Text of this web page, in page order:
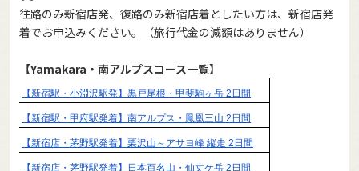
往路のみ新宿店発、復路のみ新宿店着としたい方は、新宿店発
着でお申込みください。（旅行代金の減額はありません）
【Yamakara・南アルプスコース一覧】